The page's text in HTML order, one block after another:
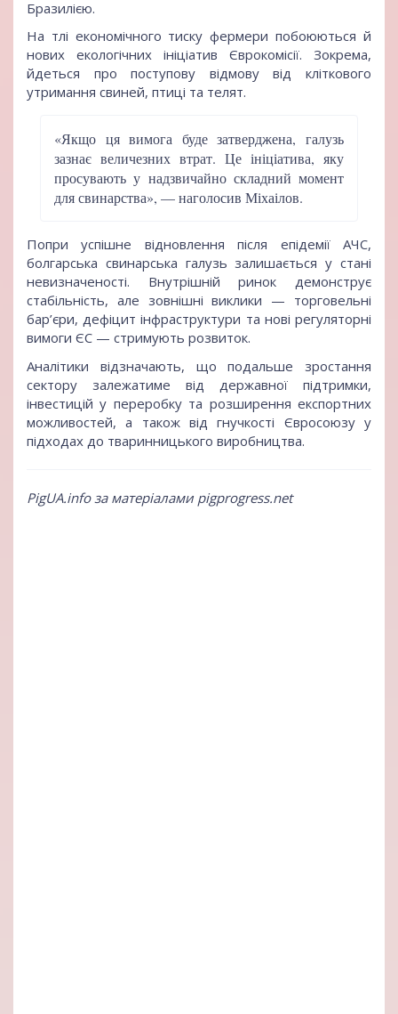
Бразилією.
На тлі економічного тиску фермери побоюються й
нових екологічних ініціатив Єврокомісії. Зокрема,
йдеться про поступову відмову від кліткового
утримання свиней, птиці та телят.
«Якщо ця вимога буде затверджена, галузь
зазнає величезних втрат. Це ініціатива, яку
просувають у надзвичайно складний момент
для свинарства», — наголосив Міхаілов.
Попри успішне відновлення після епідемії АЧС,
болгарська свинарська галузь залишається у стані
невизначеності. Внутрішній ринок демонструє
стабільність, але зовнішні виклики — торговельні
бар’єри, дефіцит інфраструктури та нові регуляторні
вимоги ЄС — стримують розвиток.
Аналітики відзначають, що подальше зростання
сектору залежатиме від державної підтримки,
інвестицій у переробку та розширення експортних
можливостей, а також від гнучкості Євросоюзу у
підходах до тваринницького виробництва.
PigUA.info за матеріалами pigprogress.net